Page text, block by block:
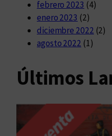
febrero 2023 (4)
enero 2023 (2)
diciembre 2022 (2)
agosto 2022 (1)
Últimos